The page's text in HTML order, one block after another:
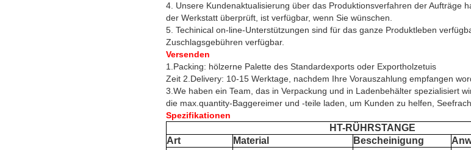
4. Unsere Kundenaktualisierung über das Produktionsverfahren der Aufträge
der Werkstatt überprüft, ist verfügbar, wenn Sie wünschen.
5. Techinical on-line-Unterstützungen sind für das ganze Produktleben
Zuschlagsgebühren verfügbar.
Versenden
1.Packing: hölzerne Palette des Standardexports oder Exportholzetuis
Zeit 2.Delivery: 10-15 Werktage, nachdem Ihre Vorauszahlung empfangen
3.We haben ein Team, das in Verpackung und in Ladenbehälter spezialisiert
die max.quantity-Baggereimer und -teile laden, um Kunden zu helfen,
Spezifikationen
HT-RÜHRSTANGE
Art
Material Bescheinigung